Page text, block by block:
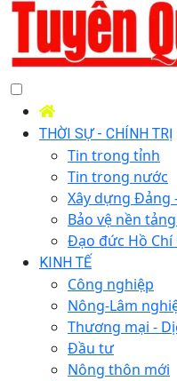
THỜI SỰ - CHÍNH TRỊ
Tin trong tỉnh
Tin trong nước
Xây dựng Đảng
Bảo vệ nền
Đạo đức Hồ Chí
KINH TẾ
Công nghiệp
Nông-Lâm
Thương mại -
Đầu tư
Nông thôn mới